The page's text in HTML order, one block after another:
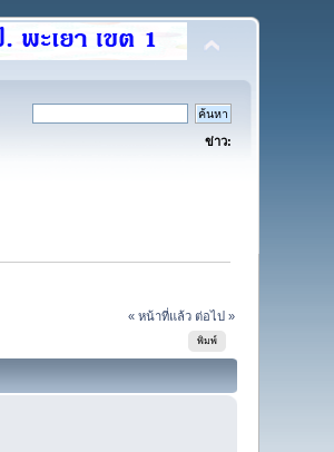
ข่าว:
« หน้าที่แล้ว ต่อไป »
พิมพ์